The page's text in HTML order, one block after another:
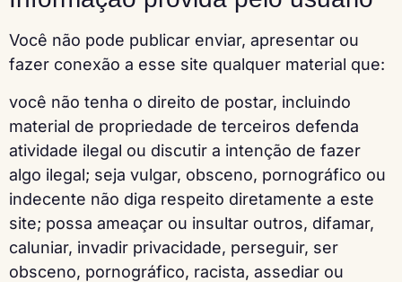
Você não pode publicar enviar, apresentar ou
fazer conexão a esse site qualquer material que:
você não tenha o direito de postar, incluindo
material de propriedade de terceiros defenda
atividade ilegal ou discutir a intenção de fazer
algo ilegal; seja vulgar, obsceno, pornográfico ou
indecente não diga respeito diretamente a este
site; possa ameaçar ou insultar outros, difamar,
caluniar, invadir privacidade, perseguir, ser
obsceno, pornográfico, racista, assediar ou